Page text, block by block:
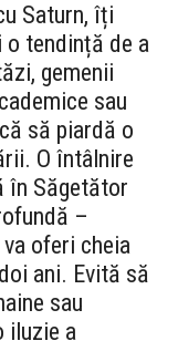
Saturn, îți
tendință de a
gemenii
sau
să piardă o
O întâlnire
în Săgetător
–
oferi cheia
ani. Evită să
sau
iluzie a